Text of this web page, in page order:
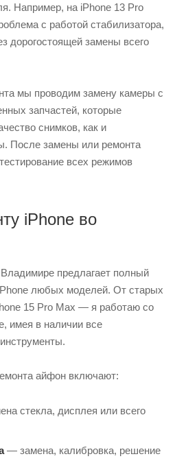
Например, на iPhone 13 Pro
с работой стабилизатора,
дорогостоящей замены всего
мы проводим замену камеры с
запчастей, которые
снимков, как и
После замены или ремонта
всех режимов
iPhone во
предлагает полный
любых моделей. От старых
15 Pro Max — я работаю со
имея в наличии все
айфон включают:
стекла, дисплея или всего
— замена, калибровка, решение